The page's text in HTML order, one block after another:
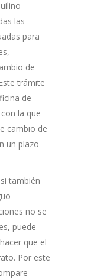
las
para
de
trámite
de
la que
cambio de
un plazo
también
no se
puede
que el
Por este